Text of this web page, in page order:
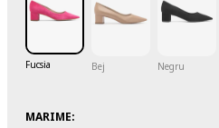
Fucsia Bej Negru
MARIME: